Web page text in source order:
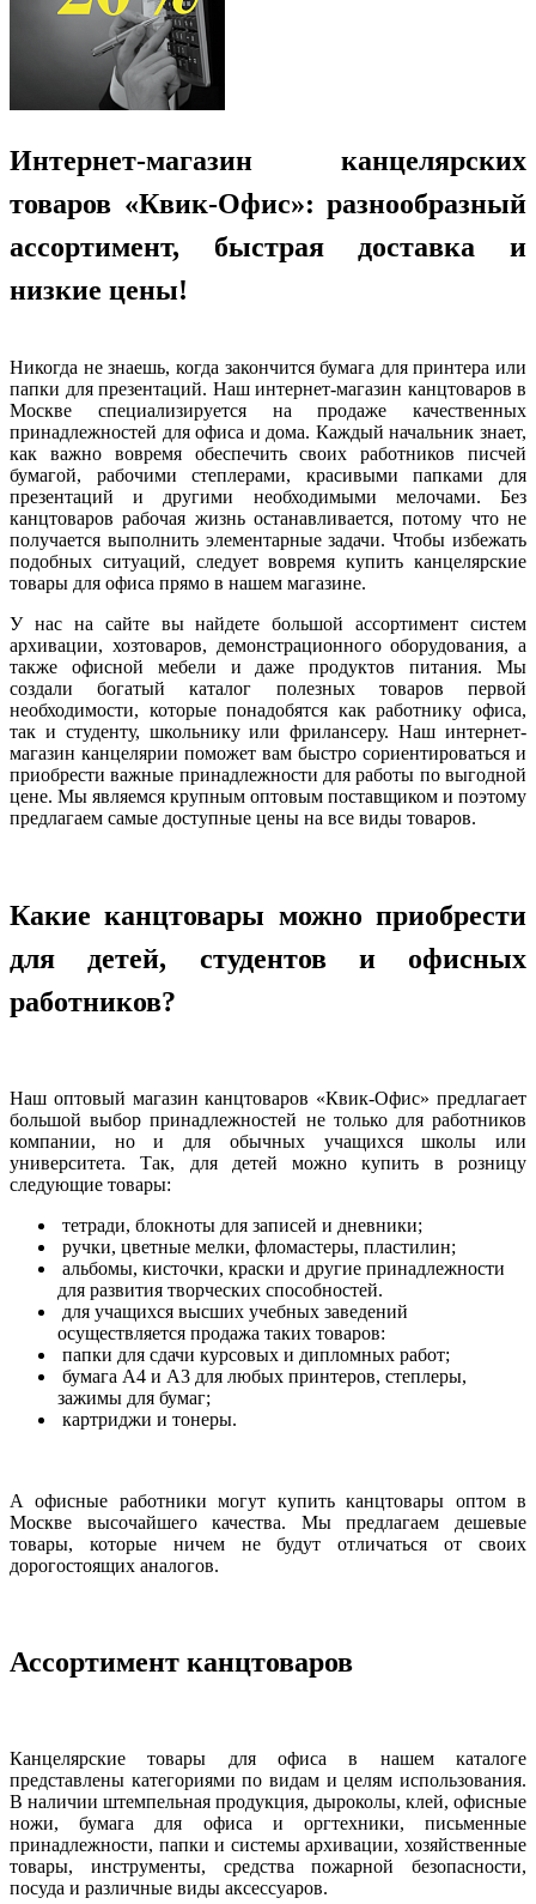
Интернет-магазин канцелярских
товаров «Квик-Офис»: разнообразный
ассортимент, быстрая доставка и
низкие цены!
Никогда не знаешь, когда закончится бумага для принтера или
папки для презентаций. Наш интернет-магазин канцтоваров в
Москве специализируется на продаже качественных
принадлежностей для офиса и дома. Каждый начальник знает,
как важно вовремя обеспечить своих работников писчей
бумагой, рабочими степлерами, красивыми папками для
презентаций и другими необходимыми мелочами. Без
канцтоваров рабочая жизнь останавливается, потому что не
получается выполнить элементарные задачи. Чтобы избежать
подобных ситуаций, следует вовремя купить канцелярские
товары для офиса прямо в нашем магазине.
У нас на сайте вы найдете большой ассортимент систем
архивации, хозтоваров, демонстрационного оборудования, а
также офисной мебели и даже продуктов питания. Мы
создали богатый каталог полезных товаров первой
необходимости, которые понадобятся как работнику офиса,
так и студенту, школьнику или фрилансеру. Наш интернет-
магазин канцелярии поможет вам быстро сориентироваться и
приобрести важные принадлежности для работы по выгодной
цене. Мы являемся крупным оптовым поставщиком и поэтому
предлагаем самые доступные цены на все виды товаров.
Какие канцтовары можно приобрести
для детей, студентов и офисных
работников?
Наш оптовый магазин канцтоваров «Квик-Офис» предлагает
большой выбор принадлежностей не только для работников
компании, но и для обычных учащихся школы или
университета. Так, для детей можно купить в розницу
следующие товары:
тетради, блокноты для записей и дневники;
ручки, цветные мелки, фломастеры, пластилин;
альбомы, кисточки, краски и другие принадлежности
для развития творческих способностей.
для учащихся высших учебных заведений
осуществляется продажа таких товаров:
папки для сдачи курсовых и дипломных работ;
бумага А4 и A3 для любых принтеров, степлеры,
зажимы для бумаг;
картриджи и тонеры.
А офисные работники могут купить канцтовары оптом в
Москве высочайшего качества. Мы предлагаем дешевые
товары, которые ничем не будут отличаться от своих
дорогостоящих аналогов.
Ассортимент канцтоваров
Канцелярские товары для офиса в нашем каталоге
представлены категориями по видам и целям использования.
В наличии штемпельная продукция, дыроколы, клей, офисные
ножи, бумага для офиса и оргтехники, письменные
принадлежности, папки и системы архивации, хозяйственные
товары, инструменты, средства пожарной безопасности,
посуда и различные виды аксессуаров.